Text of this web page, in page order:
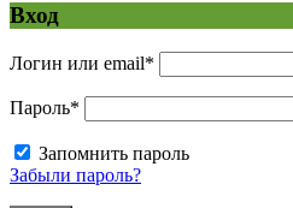
Вход
Логин или email*
Пароль*
Запомнить пароль
Забыли пароль?